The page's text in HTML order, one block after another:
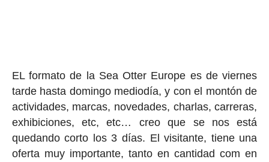
EL formato de la Sea Otter Europe es de viernes
tarde hasta domingo mediodía, y con el montón de
actividades, marcas, novedades, charlas, carreras,
exhibiciones, etc, etc… creo que se nos está
quedando corto los 3 días. El visitante, tiene una
oferta muy importante, tanto en cantidad com en